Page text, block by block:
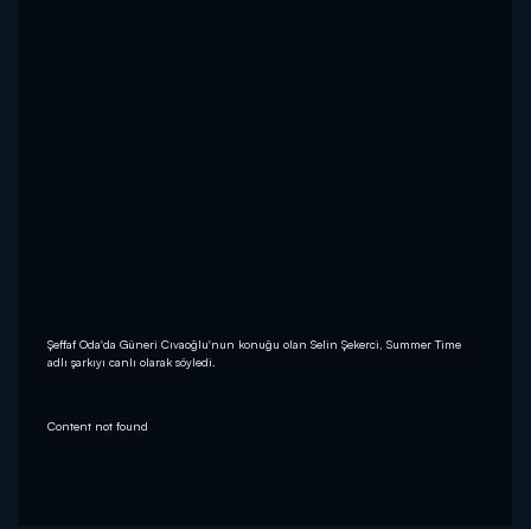
Şeffaf Oda'da Güneri Cıvaoğlu'nun konuğu olan Selin Şekerci, Summer Time
adlı şarkıyı canlı olarak söyledi.
Content not found